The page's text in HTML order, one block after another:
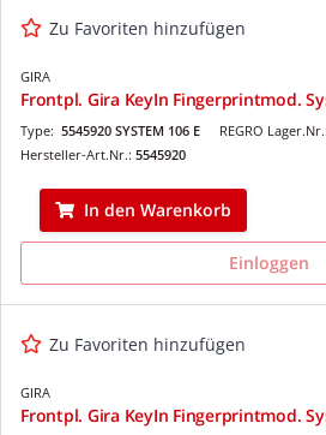
Zu Favoriten hinzufügen
GIRA
Frontpl. Gira KeyIn Fingerprintmod.
REGRO Lager.Nr.:
Type: 5545920 SYSTEM 106 E
Hersteller-Art.Nr.: 5545920
In den Warenkorb
Einloggen
Zu Favoriten hinzufügen
GIRA
Frontpl. Gira KeyIn Fingerprintmod.